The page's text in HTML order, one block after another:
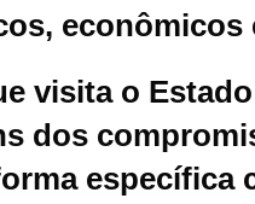
econômicos
visita o
dos
específica